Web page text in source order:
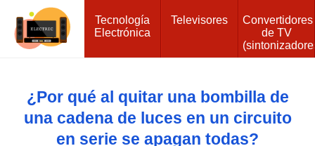
Tecnología
Electrónica
Televisores
Convertidores
de TV
¿Por qué al quitar una bombilla de
una cadena de luces en un circuito
en serie se apagan todas?